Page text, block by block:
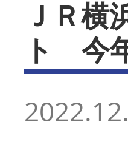
ＪＲ
ト 今